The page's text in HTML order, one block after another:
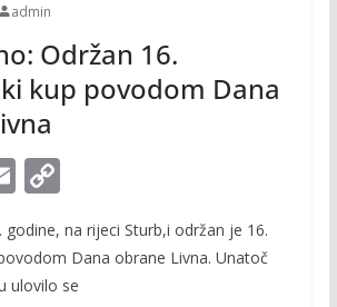
admin
Održan 16.
kup povodom Dana
E
m
ai
l
C
p
y
godine, na rijeci Sturb,i održan je 16.
Dana obrane Livna. Unatoč
ulovilo se